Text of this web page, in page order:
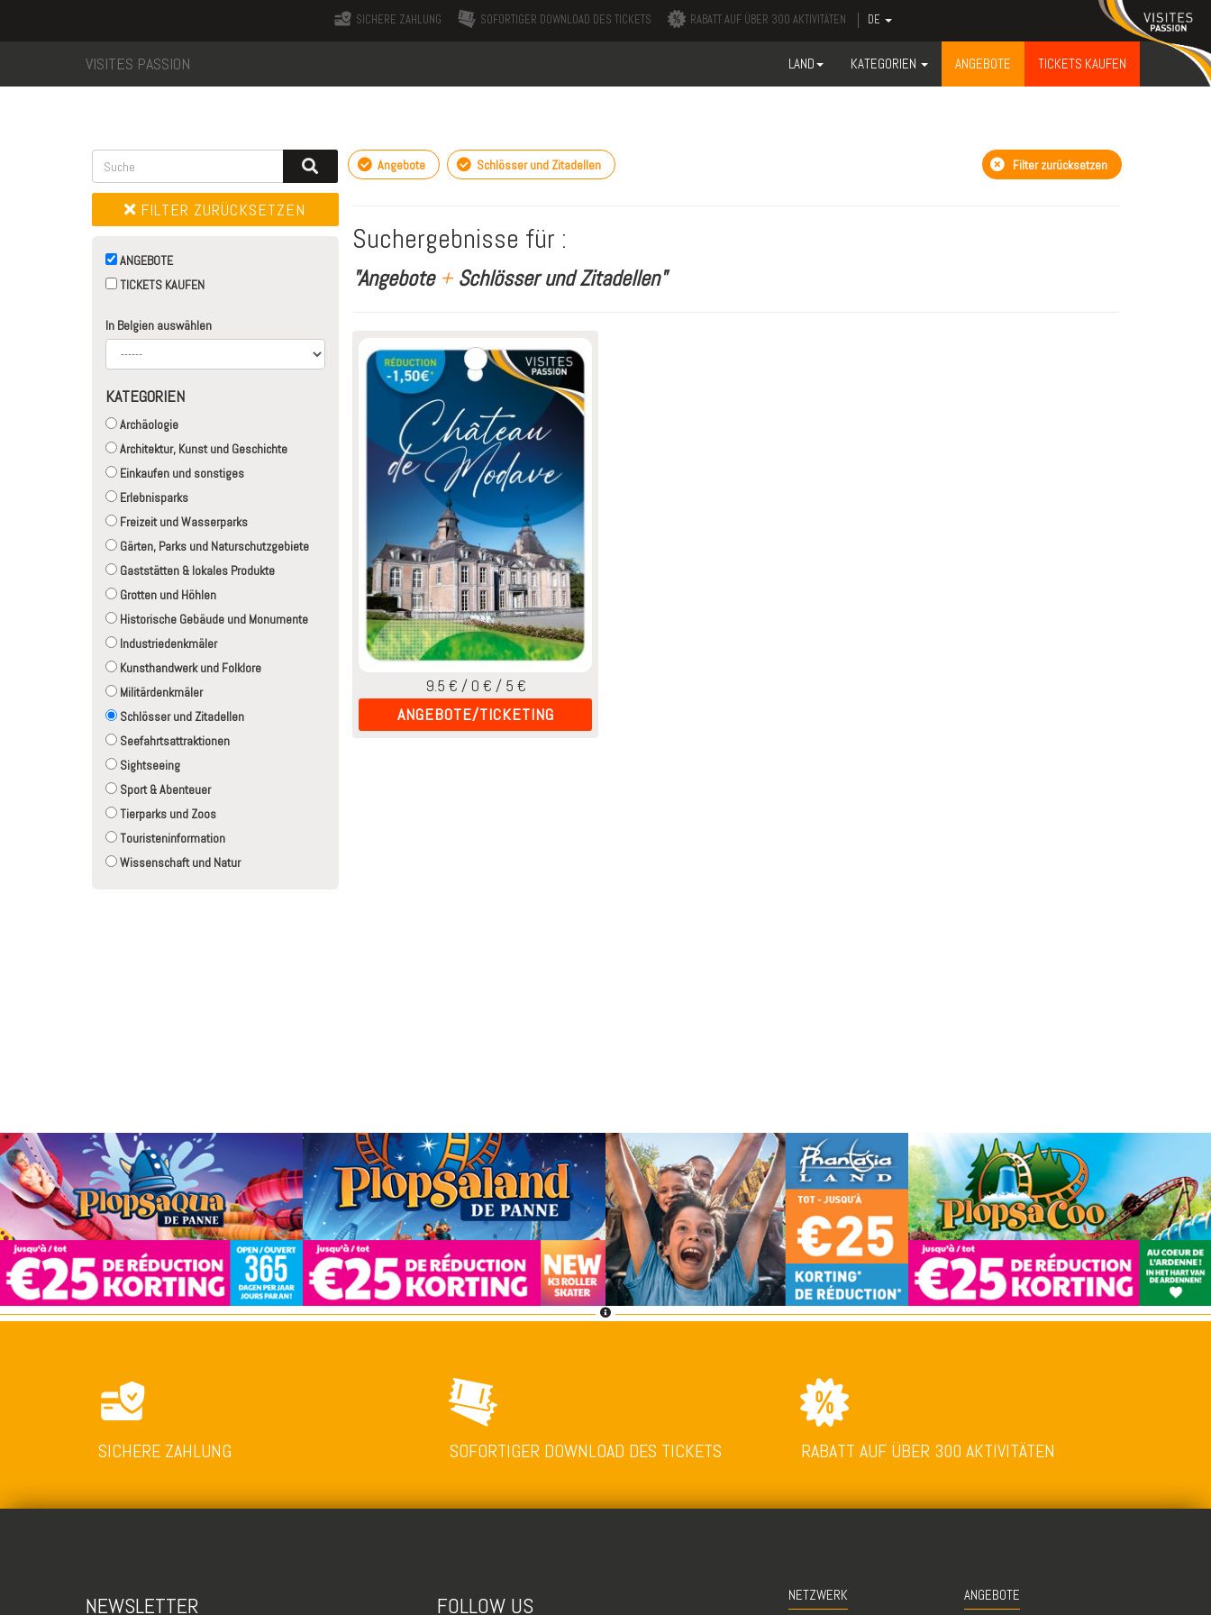
SICHERE ZAHLUNG SOFORTIGER DOWNLOAD DES TICKETS RABATT AUF ÜBER 300 AKTIVITÄTEN DE
VISITES PASSION LAND KATEGORIEN ANGEBOTE TICKETS KAUFEN
FILTER ZURÜCKSETZEN
ANGEBOTE
TICKETS KAUFEN
In Belgien auswählen
KATEGORIEN
Archäologie
Architektur, Kunst und Geschichte
Einkaufen und sonstiges
Erlebnisparks
Freizeit und Wasserparks
Gärten, Parks und Naturschutzgebiete
Gaststätten & lokales Produkte
Grotten und Höhlen
Historische Gebäude und Monumente
Industriedenkmäler
Kunsthandwerk und Folklore
Militärdenkmäler
Schlösser und Zitadellen
Seefahrtsattraktionen
Sightseeing
Sport & Abenteuer
Tierparks und Zoos
Touristeninformation
Wissenschaft und Natur
Angebote Schlösser und Zitadellen Filter zurücksetzen
Suchergebnisse für :
"Angebote +Schlösser und Zitadellen"
9.5 € / 0 € / 5 €
ANGEBOTE/TICKETING
SICHERE ZAHLUNG SOFORTIGER DOWNLOAD DES TICKETS RABATT AUF ÜBER 300 AKTIVITÄTEN
NEWSLETTER FOLLOW US NETZWERK ANGEBOTE